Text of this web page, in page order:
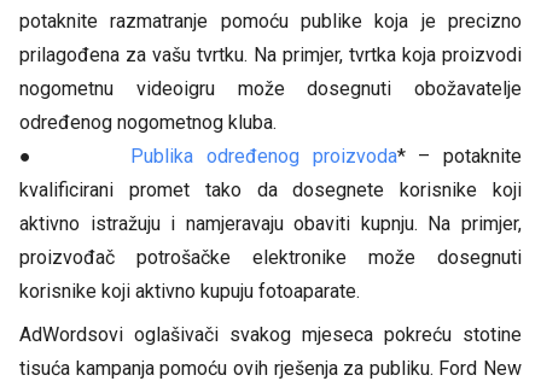
potaknite razmatranje pomoću publike koja je precizno
prilagođena za vašu tvrtku. Na primjer, tvrtka koja proizvodi
nogometnu videoigru može dosegnuti obožavatelje
određenog nogometnog kluba.
● Publika određenog proizvoda* – potaknite
kvalificirani promet tako da dosegnete korisnike koji
aktivno istražuju i namjeravaju obaviti kupnju. Na primjer,
proizvođač potrošačke elektronike može dosegnuti
korisnike koji aktivno kupuju fotoaparate.
AdWordsovi oglašivači svakog mjeseca pokreću stotine
tisuća kampanja pomoću ovih rješenja za publiku. Ford New